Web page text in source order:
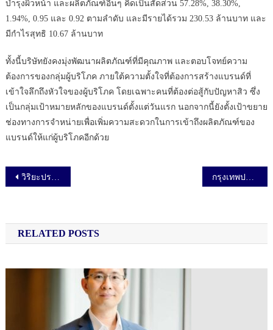
บำรุงผิวหน้า และผลิตภัณฑ์อื่นๆ คิดเป็นสัดส่วน 57.28%, 38.30%,
1.94%, 0.95 และ 0.92 ตามลำดับ และมีรายได้รวม 230.53 ล้านบาท และ
มีกำไรสุทธิ 10.67 ล้านบาท
ทั้งนี้บริษัทยังคงมุ่งพัฒนาผลิตภัณฑ์ที่มีคุณภาพ และตอบโจทย์ความ
ต้องการของกลุ่มผู้บริโภค ภายใต้ความตั้งใจที่ต้องการสร้างแบรนด์ที่
เข้าใจลึกถึงหัวใจของผู้บริโภค โดยเฉพาะคนที่ต้องต่อสู้กับปัญหาสิว ซึ่ง
เป็นกลุ่มเป้าหมายหลักของแบรนด์ตั้งแต่วันแรก นอกจากนี้ยังตั้งเป้าขยาย
ช่องทางการจำหน่ายเพื่อเพิ่มความสะดวกในการเข้าถึงผลิตภัณฑ์ของ
แบรนด์ให้แก่ผู้บริโภคอีกด้วย
เมนูนำทาง เรื่อง
วิริยะประกันภัย ร่วมสนับสนุนเยาวชน สู่เส้นทางนักคณิตศาสตร์ประกันภัย
RELATED POSTS